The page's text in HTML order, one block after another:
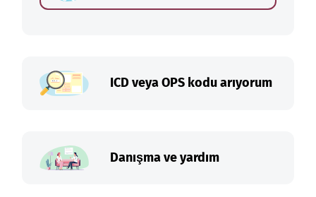
ICD veya OPS kodu arıyorum
Danışma ve yardım